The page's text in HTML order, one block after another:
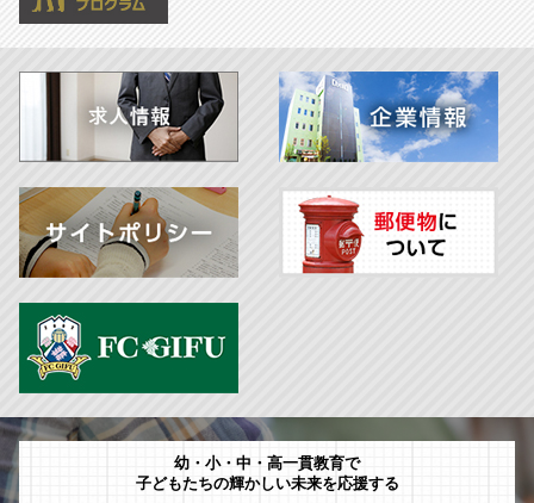
幼・小・中・高一貫教育で
子どもたちの輝かしい未来を応援する